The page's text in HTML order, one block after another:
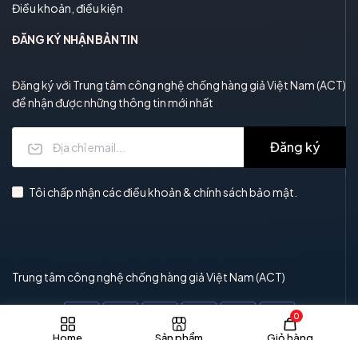
Điều khoản, điều kiện
ĐĂNG KÝ NHẬN BẢN TIN
Đăng ký với Trung tâm công nghệ chống hàng giả Việt Nam (ACT)
để nhận được những thông tin mới nhất
Đăng ký
Tôi chấp nhận các điều khoản & chính sách bảo mật.
Trung tâm công nghệ chống hàng giả Việt Nam (ACT)
0